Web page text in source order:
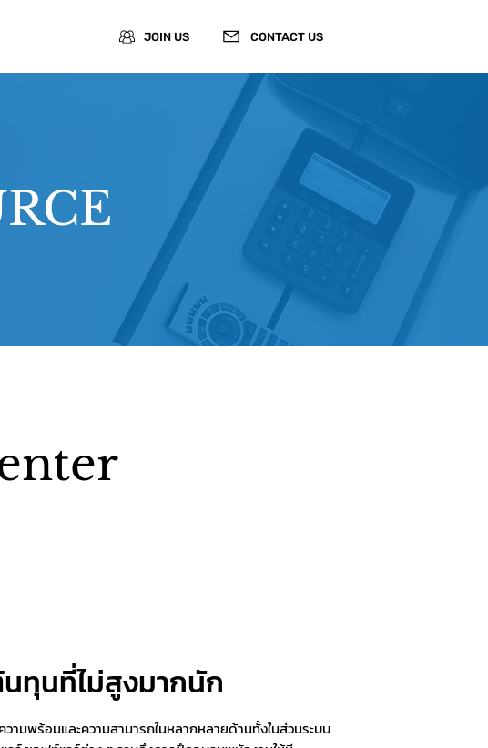
JOIN US CONTACT US
นทุนที่ไม่สูงมากนัก
ามพร้อมและความสามารถในหลากหลายด้านทั้งในส่วนระบบ